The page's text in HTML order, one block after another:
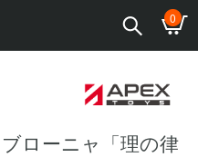
0
ローニャ「理の律